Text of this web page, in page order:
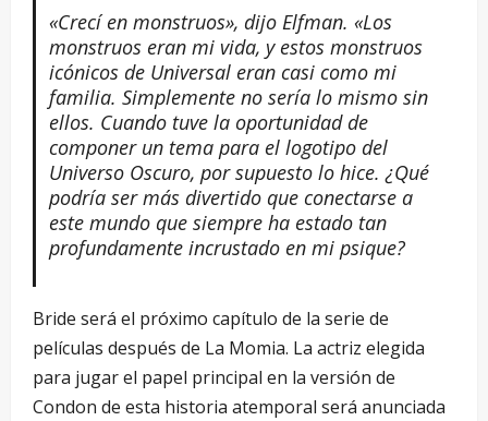
«Crecí en monstruos», dijo Elfman. «Los
monstruos eran mi vida, y estos monstruos
icónicos de Universal eran casi como mi
familia. Simplemente no sería lo mismo sin
ellos. Cuando tuve la oportunidad de
componer un tema para el logotipo del
Universo Oscuro, por supuesto lo hice. ¿Qué
podría ser más divertido que conectarse a
este mundo que siempre ha estado tan
profundamente incrustado en mi psique?
Bride será el próximo capítulo de la serie de
películas después de La Momia. La actriz elegida
para jugar el papel principal en la versión de
Condon de esta historia atemporal será anunciada